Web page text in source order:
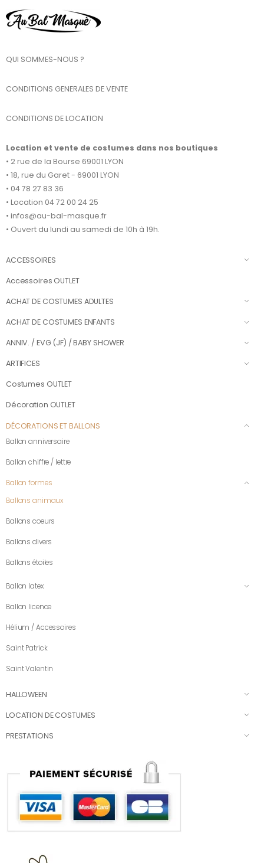
QUI SOMMES-NOUS ?
CONDITIONS GENERALES DE VENTE
CONDITIONS DE LOCATION
Location et vente de costumes dans nos boutiques
• 2 rue de la Bourse 69001 LYON
• 18, rue du Garet - 69001 LYON
• 04 78 27 83 36
• Location 04 72 00 24 25
• infos@au-bal-masque.fr
• Ouvert du lundi au samedi de 10h à 19h.
ACCESSOIRES
Accessoires OUTLET
ACHAT DE COSTUMES ADULTES
ACHAT DE COSTUMES ENFANTS
ANNIV. / EVG (JF) / BABY SHOWER
ARTIFICES
Costumes OUTLET
Décoration OUTLET
DÉCORATIONS ET BALLONS
Ballon anniversaire
Ballon chiffre / lettre
Ballon formes
Ballons animaux
Ballons coeurs
Ballons divers
Ballons étoiles
Ballon latex
Ballon licence
Hélium / Accessoires
Saint Patrick
Saint Valentin
HALLOWEEN
LOCATION DE COSTUMES
PRESTATIONS